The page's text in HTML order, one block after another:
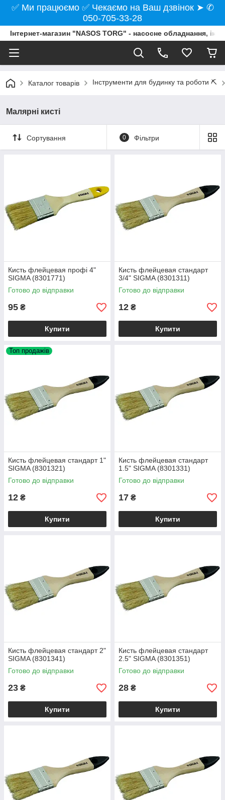
✅ Ми працюємо ✅ Чекаємо на Ваш дзвінок ➤ ✆
050-705-33-28
Інтернет-магазин "NASOS TORG" - насосне обладнання,
Каталог товарів Інструменти для будинку та роботи ⛏️
Малярні кисті
Сортування 0 Фільтри
Кисть флейцевая профі 4"
SIGMA (8301771)
Готово до відправки
95 ₴
Купити
Кисть флейцевая стандарт
3/4" SIGMA (8301311)
Готово до відправки
12 ₴
Купити
Топ продажів
Кисть флейцевая стандарт 1"
SIGMA (8301321)
Готово до відправки
12 ₴
Купити
Кисть флейцевая стандарт
1.5" SIGMA (8301331)
Готово до відправки
17 ₴
Купити
Кисть флейцевая стандарт 2"
SIGMA (8301341)
Готово до відправки
23 ₴
Купити
Кисть флейцевая стандарт
2.5" SIGMA (8301351)
Готово до відправки
28 ₴
Купити